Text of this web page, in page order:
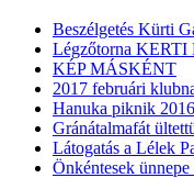
Beszélgetés Kürti
Légzőtorna
KÉP MÁSKÉNT
2017 februári
Hanuka piknik 2016
Gránátalmafát
Látogatás a Lélek
Önkéntesek